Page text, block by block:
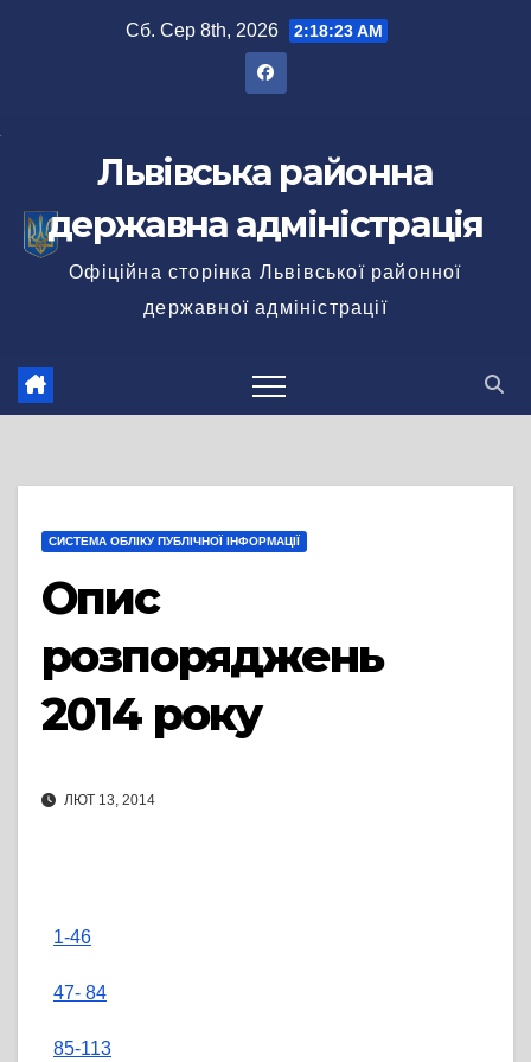
Сб. Сер 8th, 2026 2:18:24 AM
Львівська районна
державна адміністрація
Офіційна сторінка Львівської районної
державної адміністрації
СИСТЕМА ОБЛІКУ ПУБЛІЧНОЇ ІНФОРМАЦІЇ
Опис
розпоряджень
2014 року
ЛЮТ 13, 2014
1-46
47- 84
85-113